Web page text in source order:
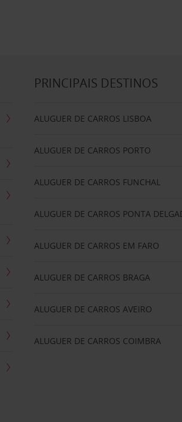
PRINCIPAIS DESTINOS
ALUGUER DE CARROS LISBOA
ALUGUER DE CARROS PORTO
ALUGUER DE CARROS FUNCHAL
ALUGUER DE CARROS PONTA
ALUGUER DE CARROS EM FARO
ALUGUER DE CARROS BRAGA
ALUGUER DE CARROS AVEIRO
ALUGUER DE CARROS COIMBRA